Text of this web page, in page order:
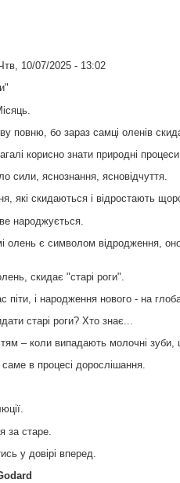
10/07/2025 - 13:02
повню, бо зараз самці оленів
корисно знати природні
сили, яснознання, ясновідчуття.
які скидаються і відростають
народжується.
олень є символом відродження,
скидає "старі роги".
і народження нового - на
старі роги? Хто знає...
– коли випадають молочні зуби,
в процесі дорослішання.
за старе.
у довірі вперед.